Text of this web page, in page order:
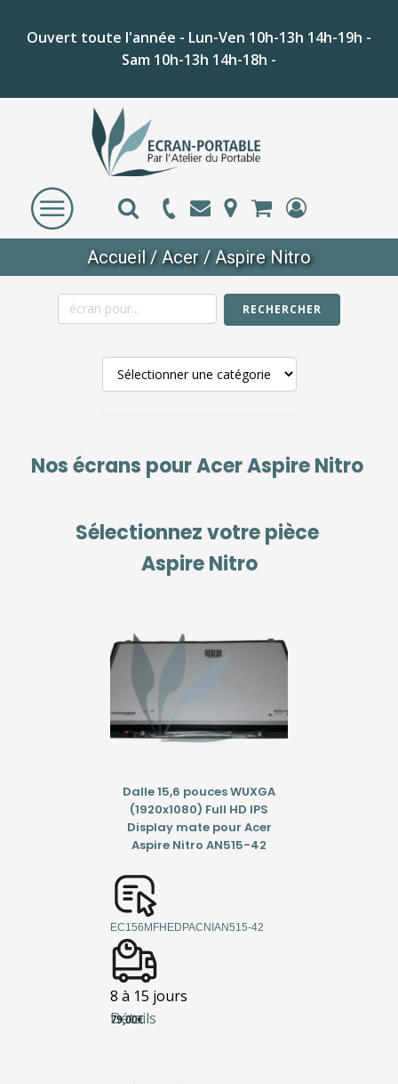
Ouvert toute l'année - Lun-Ven 10h-13h 14h-19h -
Sam 10h-13h 14h-18h -
Accueil/ Acer / Aspire Nitro
RECHERCHER
Nos écrans pourAcer Aspire Nitro
Sélectionnez votre pièce
Aspire Nitro
Détails
Dalle 15,6 pouces WUXGA
(1920x1080) Full HD IPS
Display mate pour Acer
Aspire Nitro AN515-42
EC156MFHEDPACNIAN515-42
8 à 15 jours
79,00€